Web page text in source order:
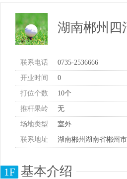
湖南郴州四
联系电话 0735-2536666
开业时间 0
打位个数 10个
推杆果岭 无
场地类型 室外
联系地址 湖南郴州湖南省郴州
1F 基本介绍